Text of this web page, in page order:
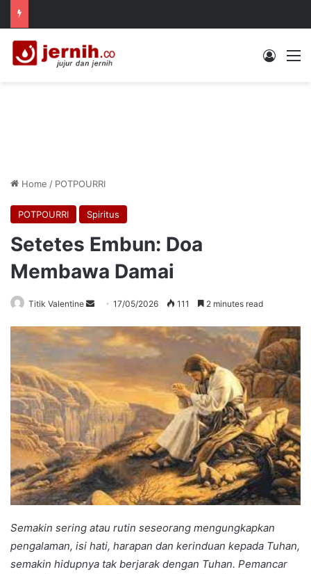
Log In
Home / POTPOURRI
POTPOURRI Spiritus
Setetes Embun: Doa
Membawa Damai
Titik Valentine
Send
email
17/05/2026 111 2 minutes read
Semakin sering atau rutin seseorang mengungkapkan
pengalaman, isi hati, harapan dan kerinduan kepada Tuhan,
semakin hidupnya tak berjarak dengan Tuhan. Pemancar